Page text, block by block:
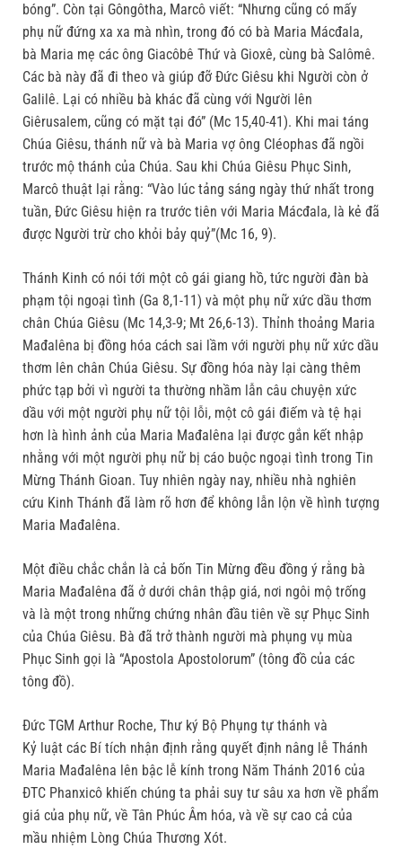
bóng”. Còn tại Gôngôtha, Marcô viết: “Nhưng cũng có mấy
phụ nữ đứng xa xa mà nhìn, trong đó có bà Maria Mácđala,
bà Maria mẹ các ông Giacôbê Thứ và Gioxê, cùng bà Salômê.
Các bà này đã đi theo và giúp đỡ Đức Giêsu khi Người còn ở
Galilê. Lại có nhiều bà khác đã cùng với Người lên
Giêrusalem, cũng có mặt tại đó” (Mc 15,40-41). Khi mai táng
Chúa Giêsu, thánh nữ và bà Maria vợ ông Cléophas đã ngồi
trước mộ thánh của Chúa. Sau khi Chúa Giêsu Phục Sinh,
Marcô thuật lại rằng: “Vào lúc tảng sáng ngày thứ nhất trong
tuần, Đức Giêsu hiện ra trước tiên với Maria Mácđala, là kẻ đã
được Người trừ cho khỏi bảy quỷ”(Mc 16, 9).
Thánh Kinh có nói tới một cô gái giang hồ, tức người đàn bà
phạm tội ngoại tình (Ga 8,1-11) và một phụ nữ xức dầu thơm
chân Chúa Giêsu (Mc 14,3-9; Mt 26,6-13). Thỉnh thoảng Maria
Mađalêna bị đồng hóa cách sai lầm với người phụ nữ xức dầu
thơm lên chân Chúa Giêsu. Sự đồng hóa này lại càng thêm
phức tạp bởi vì người ta thường nhầm lẫn câu chuyện xức
dầu với một người phụ nữ tội lỗi, một cô gái điếm và tệ hại
hơn là hình ảnh của Maria Mađalêna lại được gắn kết nhập
nhằng với một người phụ nữ bị cáo buộc ngoại tình trong Tin
Mừng Thánh Gioan. Tuy nhiên ngày nay, nhiều nhà nghiên
cứu Kinh Thánh đã làm rõ hơn để không lẫn lộn về hình tượng
Maria Mađalêna.
Một điều chắc chắn là cả bốn Tin Mừng đều đồng ý rằng bà
Maria Mađalêna đã ở dưới chân thập giá, nơi ngôi mộ trống
và là một trong những chứng nhân đầu tiên về sự Phục Sinh
của Chúa Giêsu. Bà đã trở thành người mà phụng vụ mùa
Phục Sinh gọi là “Apostola Apostolorum” (tông đồ của các
tông đồ).
Đức TGM Arthur Roche, Thư ký Bộ Phụng tự thánh và
Kỷ luật các Bí tích nhận định rằng quyết định nâng lễ Thánh
Maria Mađalêna lên bậc lễ kính trong Năm Thánh 2016 của
ĐTC Phanxicô khiến chúng ta phải suy tư sâu xa hơn về phẩm
giá của phụ nữ, về Tân Phúc Âm hóa, và về sự cao cả của
mầu nhiệm Lòng Chúa Thương Xót.